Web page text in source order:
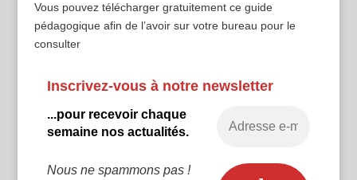
Vous pouvez télécharger gratuitement ce guide
pédagogique afin de l’avoir sur votre bureau pour le
consulter
Inscrivez-vous à notre newsletter
...pour recevoir chaque
semaine nos actualités.
Nous ne spammons pas !